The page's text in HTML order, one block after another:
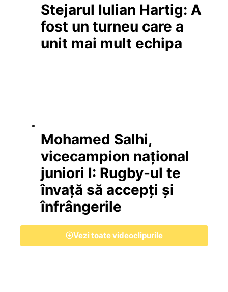
Stejarul Iulian Hartig: A
fost un turneu care a
unit mai mult echipa
Mohamed Salhi,
vicecampion național
juniori I: Rugby-ul te
învață să accepți și
înfrângerile
Vezi toate videoclipurile